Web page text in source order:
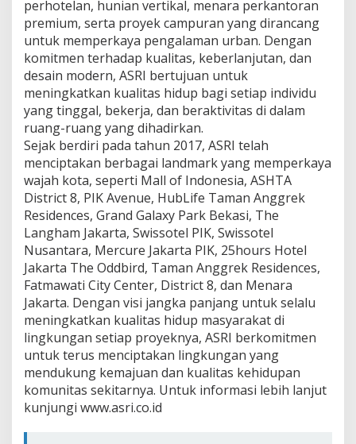
perhotelan, hunian vertikal, menara perkantoran
premium, serta proyek campuran yang dirancang
untuk memperkaya pengalaman urban. Dengan
komitmen terhadap kualitas, keberlanjutan, dan
desain modern, ASRI bertujuan untuk
meningkatkan kualitas hidup bagi setiap individu
yang tinggal, bekerja, dan beraktivitas di dalam
ruang-ruang yang dihadirkan.
Sejak berdiri pada tahun 2017, ASRI telah
menciptakan berbagai landmark yang memperkaya
wajah kota, seperti Mall of Indonesia, ASHTA
District 8, PIK Avenue, HubLife Taman Anggrek
Residences, Grand Galaxy Park Bekasi, The
Langham Jakarta, Swissotel PIK, Swissotel
Nusantara, Mercure Jakarta PIK, 25hours Hotel
Jakarta The Oddbird, Taman Anggrek Residences,
Fatmawati City Center, District 8, dan Menara
Jakarta. Dengan visi jangka panjang untuk selalu
meningkatkan kualitas hidup masyarakat di
lingkungan setiap proyeknya, ASRI berkomitmen
untuk terus menciptakan lingkungan yang
mendukung kemajuan dan kualitas kehidupan
komunitas sekitarnya. Untuk informasi lebih lanjut
kunjungi www.asri.co.id